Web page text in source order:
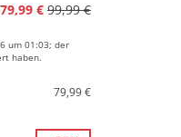
79,99 € 99,99 €
um 01:03; der
haben.
79,99 €